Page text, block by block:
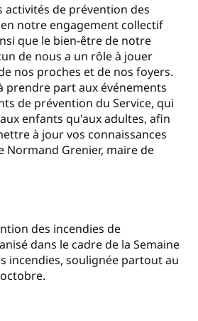
activités de prévention des
notre engagement collectif
que le bien-être de notre
de nous a un rôle à jouer
nos proches et de nos foyers.
prendre part aux événements
de prévention du Service, qui
enfants qu'aux adultes, afin
à jour vos connaissances
Normand Grenier, maire de
des incendies de
dans le cadre de la Semaine
incendies, soulignée partout au